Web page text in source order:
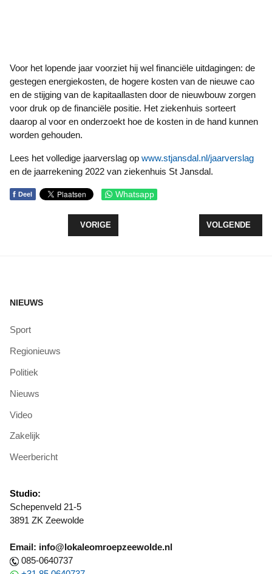
Voor het lopende jaar voorziet hij wel financiële uitdagingen: de
gestegen energiekosten, de hogere kosten van de nieuwe cao
en de stijging van de kapitaallasten door de nieuwbouw zorgen
voor druk op de financiële positie. Het ziekenhuis sorteert
daarop al voor en onderzoekt hoe de kosten in de hand kunnen
worden gehouden.
Lees het volledige jaarverslag op www.stjansdal.nl/jaarverslag
en de jaarrekening 2022 van ziekenhuis St Jansdal.
f Deel Whatsapp
VORIG ARTIKEL: ZIEKENHUIS ST JANSDAL
VORIGE VOLGENDE
VOLGENDE
NIEUWS
Sport
Regionieuws
Politiek
Nieuws
Video
Zakelijk
Weerbericht
Studio:
Schepenveld 21-5
3891 ZK Zeewolde
Email: info@lokaleomroepzeewolde.nl
085-0640737